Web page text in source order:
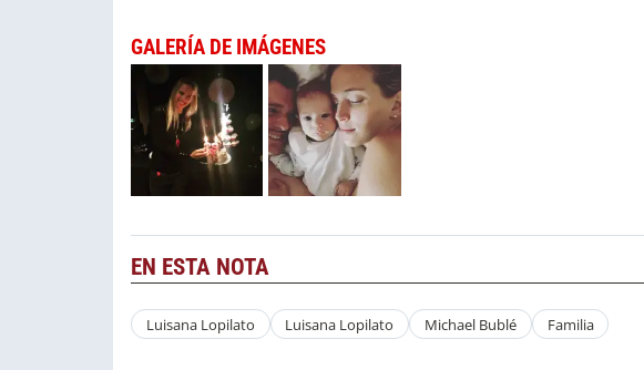
GALERÍA DE IMÁGENES
EN ESTA NOTA
Luisana Lopilato Luisana Lopilato Michael Bublé Familia